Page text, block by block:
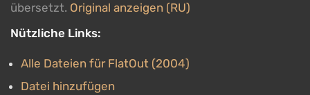
übersetzt. Original anzeigen (RU)
Nützliche Links:
Alle Dateien für FlatOut (2004)
Datei hinzufügen